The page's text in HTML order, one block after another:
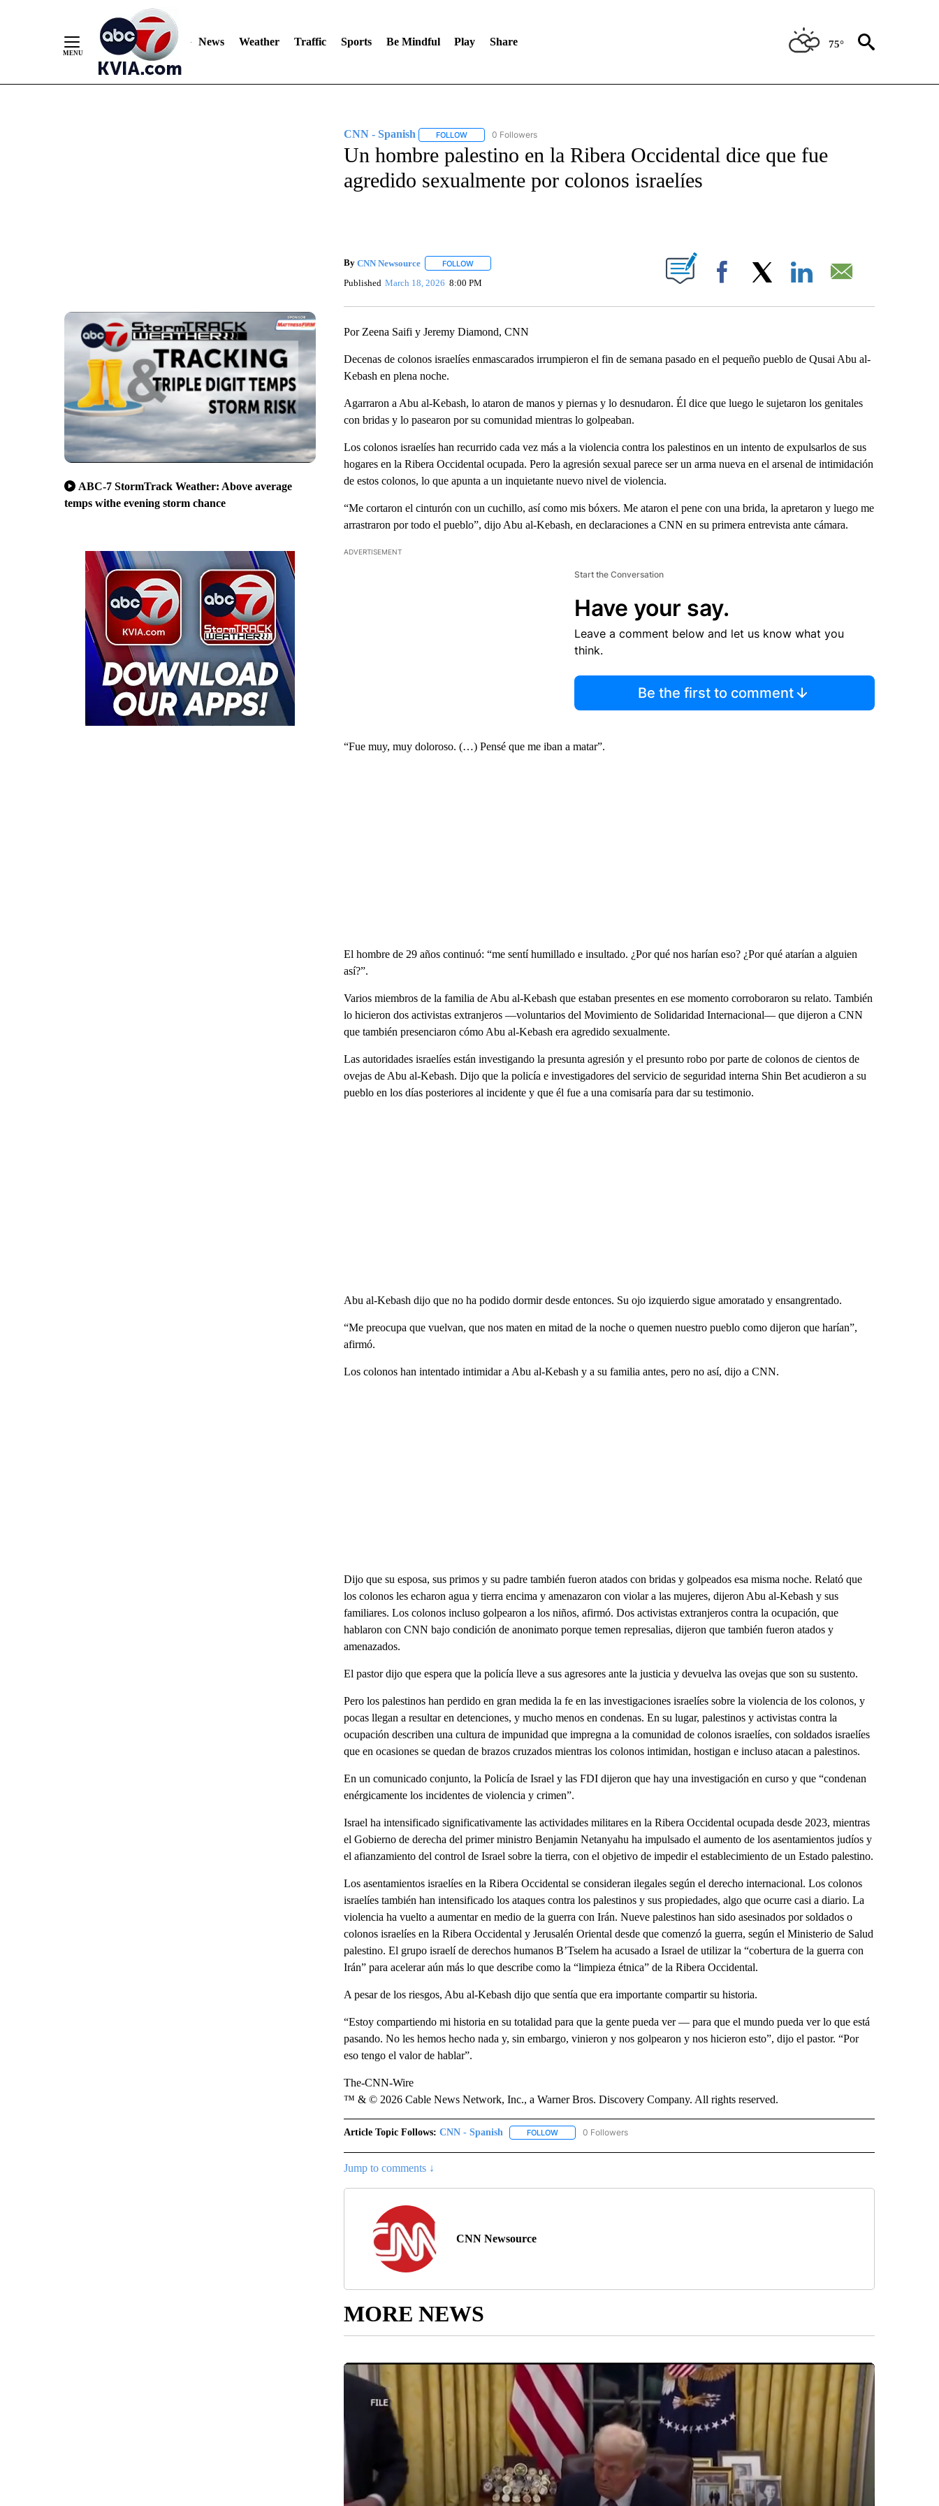
News Weather Traffic Sports Be Mindful Play Share 75°
ABC-7 StormTrack Weather: Above average
temps withe evening storm chance
CNN - Spanish FOLLOWFOLLOW "CNN - SPANISH" TO RECEIVE NOTIFICATIONS ABOUT NEW PAGES ON "CNN - SPANISH".
0 Followers
Un hombre palestino en la Ribera Occidental dice que fue
agredido sexualmente por colonos israelíes
By CNN Newsource FOLLOWFOLLOW "" TO RECEIVE NOTIFICATIONS ABOUT NEW PAGES ON "".
Published March 18, 2026 8:00 PM Facebook
Por Zeena Saifi y Jeremy Diamond, CNN
Decenas de colonos israelíes enmascarados irrumpieron el fin de semana pasado en el pequeño pueblo de Qusai Abu al-
Kebash en plena noche.
Agarraron a Abu al-Kebash, lo ataron de manos y piernas y lo desnudaron. Él dice que luego le sujetaron los genitales
con bridas y lo pasearon por su comunidad mientras lo golpeaban.
Los colonos israelíes han recurrido cada vez más a la violencia contra los palestinos en un intento de expulsarlos de sus
hogares en la Ribera Occidental ocupada. Pero la agresión sexual parece ser un arma nueva en el arsenal de intimidación
de estos colonos, lo que apunta a un inquietante nuevo nivel de violencia.
“Me cortaron el cinturón con un cuchillo, así como mis bóxers. Me ataron el pene con una brida, la apretaron y luego me
arrastraron por todo el pueblo”, dijo Abu al-Kebash, en declaraciones a CNN en su primera entrevista ante cámara.
ADVERTISEMENT
Start the Conversation
Have your say.
Leave a comment below and let us know what you
think.
Be the first to comment
“Fue muy, muy doloroso. (…) Pensé que me iban a matar”.
El hombre de 29 años continuó: “me sentí humillado e insultado. ¿Por qué nos harían eso? ¿Por qué atarían a alguien
así?”.
Varios miembros de la familia de Abu al-Kebash que estaban presentes en ese momento corroboraron su relato. También
lo hicieron dos activistas extranjeros —voluntarios del Movimiento de Solidaridad Internacional— que dijeron a CNN
que también presenciaron cómo Abu al-Kebash era agredido sexualmente.
Las autoridades israelíes están investigando la presunta agresión y el presunto robo por parte de colonos de cientos de
ovejas de Abu al-Kebash. Dijo que la policía e investigadores del servicio de seguridad interna Shin Bet acudieron a su
pueblo en los días posteriores al incidente y que él fue a una comisaría para dar su testimonio.
Abu al-Kebash dijo que no ha podido dormir desde entonces. Su ojo izquierdo sigue amoratado y ensangrentado.
“Me preocupa que vuelvan, que nos maten en mitad de la noche o quemen nuestro pueblo como dijeron que harían”,
afirmó.
Los colonos han intentado intimidar a Abu al-Kebash y a su familia antes, pero no así, dijo a CNN.
Dijo que su esposa, sus primos y su padre también fueron atados con bridas y golpeados esa misma noche. Relató que
los colonos les echaron agua y tierra encima y amenazaron con violar a las mujeres, dijeron Abu al-Kebash y sus
familiares. Los colonos incluso golpearon a los niños, afirmó. Dos activistas extranjeros contra la ocupación, que
hablaron con CNN bajo condición de anonimato porque temen represalias, dijeron que también fueron atados y
amenazados.
El pastor dijo que espera que la policía lleve a sus agresores ante la justicia y devuelva las ovejas que son su sustento.
Pero los palestinos han perdido en gran medida la fe en las investigaciones israelíes sobre la violencia de los colonos, y
pocas llegan a resultar en detenciones, y mucho menos en condenas. En su lugar, palestinos y activistas contra la
ocupación describen una cultura de impunidad que impregna a la comunidad de colonos israelíes, con soldados israelíes
que en ocasiones se quedan de brazos cruzados mientras los colonos intimidan, hostigan e incluso atacan a palestinos.
En un comunicado conjunto, la Policía de Israel y las FDI dijeron que hay una investigación en curso y que “condenan
enérgicamente los incidentes de violencia y crimen”.
Israel ha intensificado significativamente las actividades militares en la Ribera Occidental ocupada desde 2023, mientras
el Gobierno de derecha del primer ministro Benjamin Netanyahu ha impulsado el aumento de los asentamientos judíos y
el afianzamiento del control de Israel sobre la tierra, con el objetivo de impedir el establecimiento de un Estado palestino.
Los asentamientos israelíes en la Ribera Occidental se consideran ilegales según el derecho internacional. Los colonos
israelíes también han intensificado los ataques contra los palestinos y sus propiedades, algo que ocurre casi a diario. La
violencia ha vuelto a aumentar en medio de la guerra con Irán. Nueve palestinos han sido asesinados por soldados o
colonos israelíes en la Ribera Occidental y Jerusalén Oriental desde que comenzó la guerra, según el Ministerio de Salud
palestino. El grupo israelí de derechos humanos B’Tselem ha acusado a Israel de utilizar la “cobertura de la guerra con
Irán” para acelerar aún más lo que describe como la “limpieza étnica” de la Ribera Occidental.
A pesar de los riesgos, Abu al-Kebash dijo que sentía que era importante compartir su historia.
“Estoy compartiendo mi historia en su totalidad para que la gente pueda ver — para que el mundo pueda ver lo que está
pasando. No les hemos hecho nada y, sin embargo, vinieron y nos golpearon y nos hicieron esto”, dijo el pastor. “Por
eso tengo el valor de hablar”.
The-CNN-Wire
™ & © 2026 Cable News Network, Inc., a Warner Bros. Discovery Company. All rights reserved.
Article Topic Follows: CNN - Spanish FOLLOWFOLLOW "CNN - SPANISH" TO RECEIVE NOTIFICATIONS ABOUT NEW PAGES ON "CNN - SPANISH".
0 Followers
Jump to comments ↓
CNN Newsource
MORE NEWS